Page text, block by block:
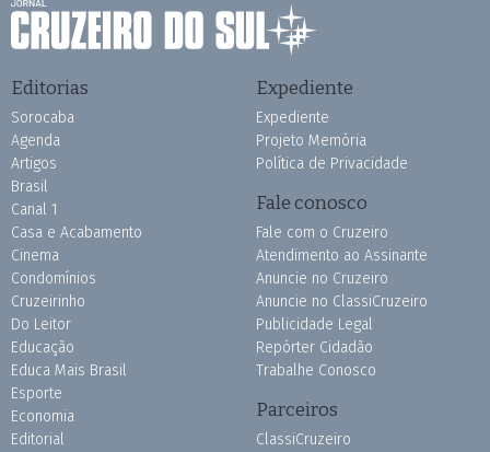
Editorias
Sorocaba
Agenda
Artigos
Brasil
Canal 1
Casa e Acabamento
Cinema
Condomínios
Cruzeirinho
Do Leitor
Educação
Educa Mais Brasil
Esporte
Economia
Editorial
Expediente
Expediente
Projeto Memória
Política de Privacidade
Fale conosco
Fale com o Cruzeiro
Atendimento ao Assinante
Anuncie no Cruzeiro
Anuncie no ClassiCruzeiro
Publicidade Legal
Repórter Cidadão
Trabalhe Conosco
Parceiros
ClassiCruzeiro